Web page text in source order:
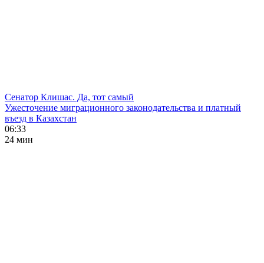
Сенатор Клишас. Да, тот самый
Ужесточение миграционного законодательства и платный
въезд в Казахстан
06:33
24 мин